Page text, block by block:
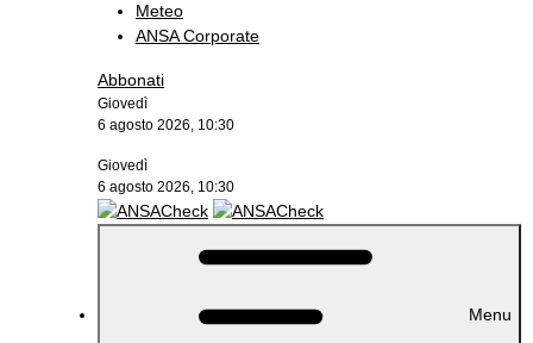
Meteo
ANSA Corporate
Abbonati
Giovedì
6 agosto 2026, 10:30
Giovedì
6 agosto 2026, 10:30
Menu